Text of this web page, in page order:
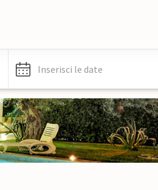
Inserisci le date